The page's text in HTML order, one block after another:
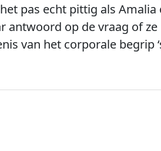
pas echt pittig als Amalia
antwoord op de vraag of ze
van het corporale begrip